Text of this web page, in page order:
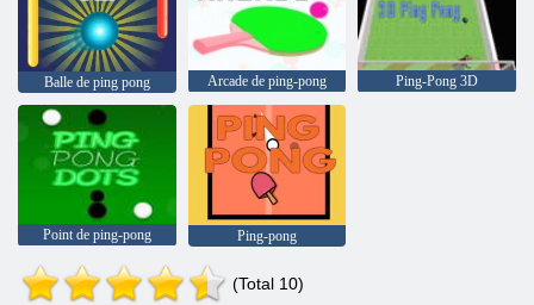
Balle de ping pong Arcade de ping-pong Ping-Pong 3D
Point de ping-pong Ping-pong
(Total 10)